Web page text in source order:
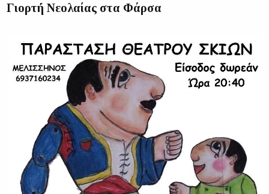
Γιορτή Νεολαίας στα Φάρσα